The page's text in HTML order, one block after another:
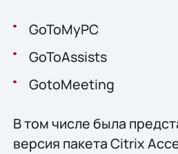
GoToMyPC
GoToAssists
GotoMeeting
В том числе была
версия пакета Citrix